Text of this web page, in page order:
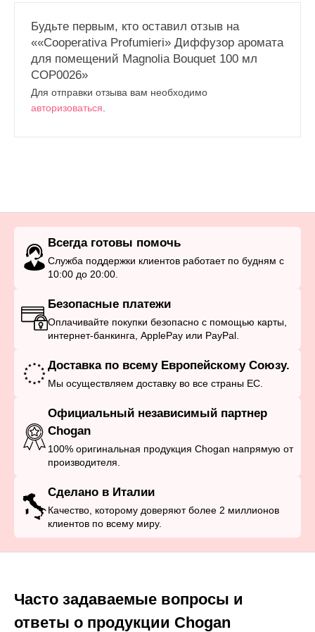
Будьте первым, кто оставил отзыв на
««Cooperativa Profumieri» Диффузор аромата
для помещений Magnolia Bouquet 100 мл
COP0026»
Для отправки отзыва вам необходимо
авторизоваться
Всегда готовы помочь
Служба поддержки клиентов работает по будням с
10:00 до 20:00.
Безопасные платежи
Оплачивайте покупки безопасно с помощью карты,
интернет-банкинга, ApplePay или PayPal.
Доставка по всему Европейскому Союзу.
Мы осуществляем доставку во все страны ЕС.
Официальный независимый партнер
Chogan
100% оригинальная продукция Chogan напрямую от
производителя.
Сделано в Италии
Качество, которому доверяют более 2 миллионов
клиентов по всему миру.
Часто задаваемые вопросы и
ответы о продукции Chogan